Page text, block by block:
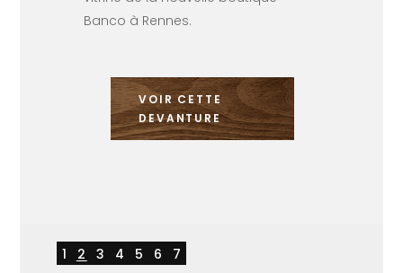
Banco à Rennes.
VOIR CETTE
DEVANTURE